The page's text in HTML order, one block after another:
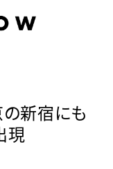
の新宿にも
現